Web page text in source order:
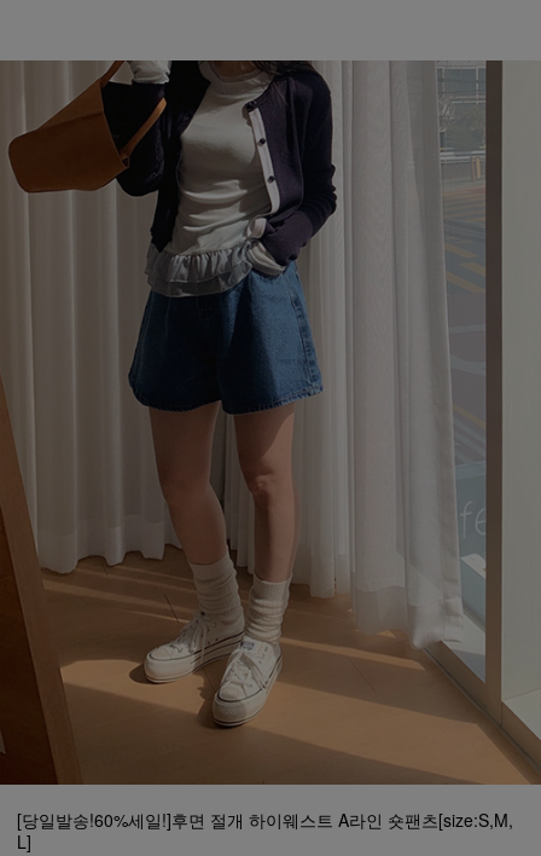
[당일발송!60%세일!]후면 절개 하이웨스트 A라인 숏팬츠[size:S,M,
L]